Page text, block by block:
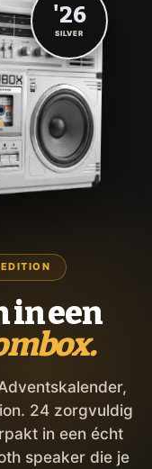
in een
24 zorgvuldig
in een écht
speaker die je
'26
SILVER